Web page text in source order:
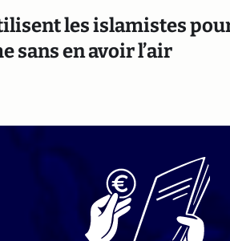
les islamistes
sans en avoir l’air